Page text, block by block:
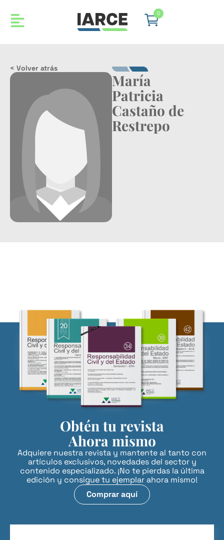
0
< Volver atrás
María
Patricia
Castaño de
Restrepo
Obtén tu revista
Ahora mismo
Adquiere nuestra revista y mantente al tanto con
artículos exclusivos, novedades del sector y
contenido especializado. ¡No te pierdas la última
edición y consigue tu ejemplar ahora mismo!
Comprar aquí